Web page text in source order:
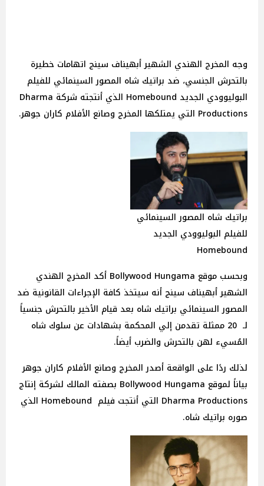
وجه المخرج الهندي الشهير أبهيناف سينج اتهامات خطيرة
بالتحرش الجنسي، ضد براتيك شاه المصور السينمائي للفيلم
البوليوودي الجديد Homebound الذي أنتجته شركة Dharma
Productions التي يمتلكها المخرج وصانع الأفلام كاران جوهر.
براتيك شاه المصور السينمائي
للفيلم البوليوودي الجديد
Homebound
وبحسب موقع Bollywood Hungama أكد المخرج الهندي
الشهير أبهيناف سينج أنه سيتخذ كافة الإجراءات القانونية ضد
المصور السينمائي براتيك شاه بعد قيام الأخير بالتحرش جنسياً
لـ 20 ممثلة تقدمن إلي المحكمة بشهادات عن سلوك شاه
المُسيء لهن بالتحرش والضرب أيضاً.
لذلك ردًا على الواقعة أصدر المخرج وصانع الأفلام كاران جوهر
بياناً لموقع Bollywood Hungama بصفته المالك لشركة إنتاج
Dharma Productions التي أنتجت فيلم Homebound الذي
صوره براتيك شاه.